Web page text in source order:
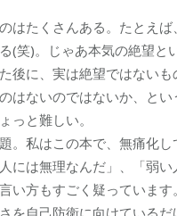
はたくさんある。たとえ
(笑)。じゃあ本気の絶望
後に、実は絶望ではない
はないのではないか、と
っと難しい。
。私はこの本で、無痛化
には無理なんだ」、「弱
い方もすごく疑っていま
自己防衛に向けているだ